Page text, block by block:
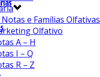
Notas e Famílias Olfativas
Olfativo
A – H
I – Q
R – Z